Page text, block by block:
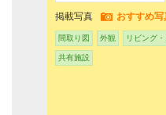
掲載写真 おすすめ
間取り図 外観 リビング
共有施設